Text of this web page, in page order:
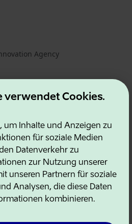
verwendet Cookies.
um Inhalte und Anzeigen zu
für soziale Medien
Datenverkehr zu
zur Nutzung unserer
unseren Partnern für soziale
Analysen, die diese Daten
kombinieren.
Agency